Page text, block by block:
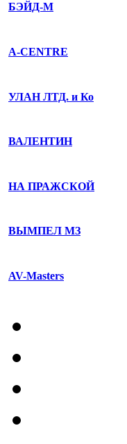
БЭЙД-М
A-CENTRE
УЛАН ЛТД. и Ко
ВАЛЕНТИН
НА ПРАЖСКОЙ
ВЫМПЕЛ МЗ
AV-Masters